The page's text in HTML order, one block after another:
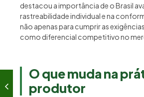
destacou a importância de o Brasil
rastreabilidade individual e na
não apenas para cumprir as
como diferencial competitivo no
O que muda na
produtor